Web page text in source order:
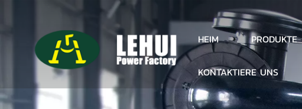
HEIM PRODUKTE
KONTAKTIERE UNS